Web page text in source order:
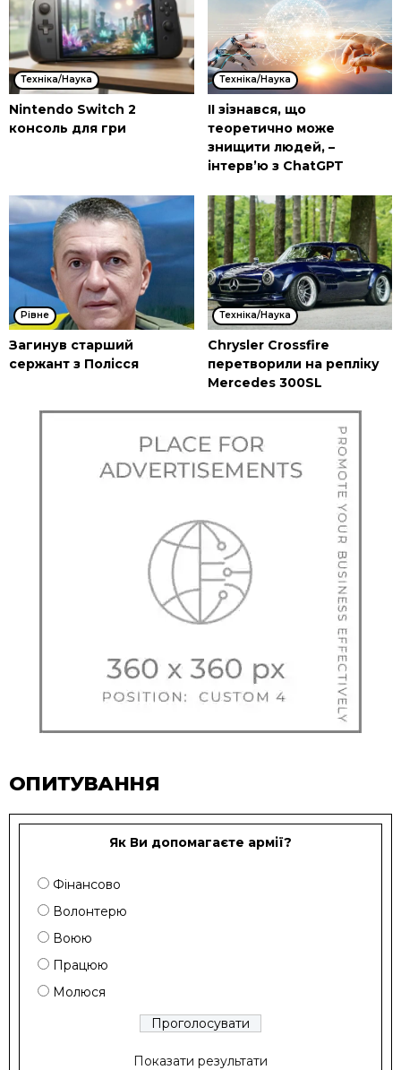
Техніка/Наука
Nintendo Switch 2
консоль для гри
Техніка/Наука
ІІ зізнався, що
теоретично може
знищити людей, –
інтерв’ю з ChatGPT
Рівне
Загинув старший
сержант з Полісся
Техніка/Наука
Chrysler Crossfire
перетворили на репліку
Mercedes 300SL
ОПИТУВАННЯ
Як Ви допомагаєте армії?
Фінансово
Волонтерю
Воюю
Працюю
Молюся
Показати результати